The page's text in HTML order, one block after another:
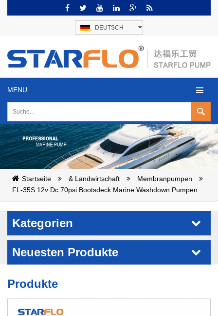
DEUTSCH
MENU
Startseite & Landwirtschaft
Membranpumpen
FL-35S 12v Dc 70psi Bootsdeck Marine Washdown Pumpen
Kategorien
Neuesten Produkte
Produkte